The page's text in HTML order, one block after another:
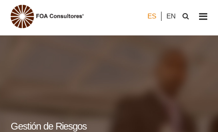
ES EN
Gestión de Riesgos